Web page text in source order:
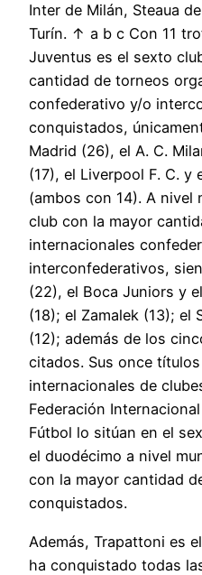
Inter de Milán, Steaua
Turín. ↑ a b c Con 11
Juventus es el sexto
cantidad de torneos
confederativo y/o
conquistados,
Madrid (26), el A. C.
(17), el Liverpool F. C. y
(ambos con 14). A nivel
club con la mayor
internacionales
interconfederativos,
(22), el Boca Juniors y
(18); el Zamalek (13); el
(12); además de los
citados. Sus once
internacionales de
Federación
Fútbol lo sitúan en el
el duodécimo a nivel
con la mayor cantidad
conquistados.
Además, Trapattoni es
ha conquistado todas